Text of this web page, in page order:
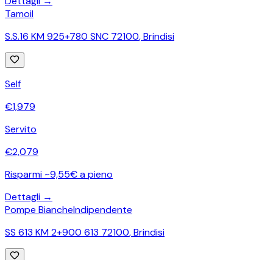
Tamoil
S.S.16 KM 925+780 SNC 72100,Brindisi
Self
€1,979
Servito
€2,079
Risparmi ~9,55€ a pieno
Dettagli →
Pompe BiancheIndipendente
SS 613 KM 2+900 613 72100,Brindisi